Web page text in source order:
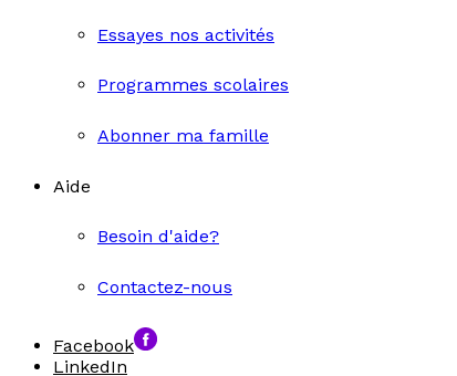
Essayes nos activités
Programmes scolaires
Abonner ma famille
Aide
Besoin d'aide?
Contactez-nous
Facebook
LinkedIn